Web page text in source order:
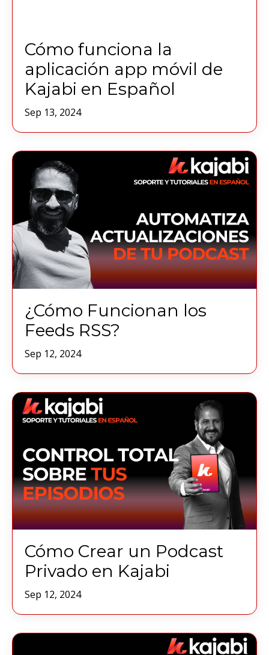
Cómo funciona la
aplicación app móvil de
Kajabi en Español
Sep 13, 2024
¿Cómo Funcionan los
Feeds RSS?
Sep 12, 2024
Cómo Crear un Podcast
Privado en Kajabi
Sep 12, 2024